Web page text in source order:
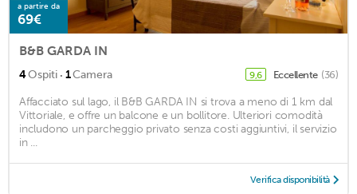
a partire da
69€
B&B GARDA IN
4Ospiti · 1Camera 9,6 Eccellente (36)
Affacciato sul lago, il B&B GARDA IN si trova a meno di 1 km dal
Vittoriale, e offre un balcone e un bollitore. Ulteriori comodità
includono un parcheggio privato senza costi aggiuntivi, il servizio
in ...
Verifica disponibilità